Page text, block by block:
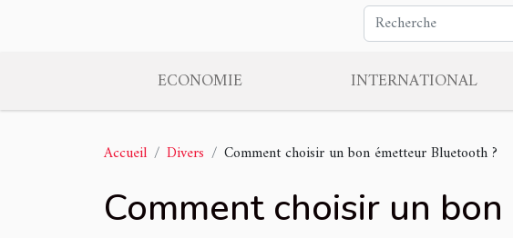
ECONOMIE INTERNATIONAL
Accueil Divers Comment choisir un bon émetteur Bluetooth ?
Comment choisir un